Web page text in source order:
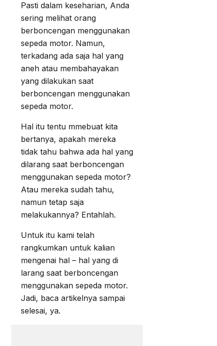
Pasti dalam keseharian, Anda
sering melihat orang
berboncengan menggunakan
sepeda motor. Namun,
terkadang ada saja hal yang
aneh atau membahayakan
yang dilakukan saat
berboncengan menggunakan
sepeda motor.
Hal itu tentu mmebuat kita
bertanya, apakah mereka
tidak tahu bahwa ada hal yang
dilarang saat berboncengan
menggunakan sepeda motor?
Atau mereka sudah tahu,
namun tetap saja
melakukannya? Entahlah.
Untuk itu kami telah
rangkumkan untuk kalian
mengenai hal – hal yang di
larang saat berboncengan
menggunakan sepeda motor.
Jadi, baca artikelnya sampai
selesai, ya.